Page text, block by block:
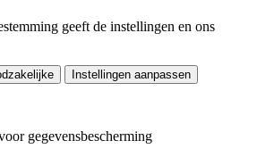
geeft de instellingen en ons
Instellingen aanpassen
gegevensbescherming